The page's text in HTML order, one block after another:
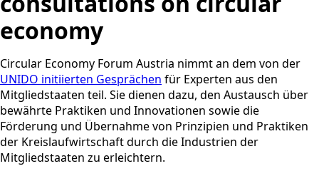
economy
Circular Economy Forum Austria nimmt an dem von der
UNIDO initiierten Gesprächen für Experten aus den
Mitgliedstaaten teil. Sie dienen dazu, den Austausch über
bewährte Praktiken und Innovationen sowie die
Förderung und Übernahme von Prinzipien und Praktiken
der Kreislaufwirtschaft durch die Industrien der
Mitgliedstaaten zu erleichtern.